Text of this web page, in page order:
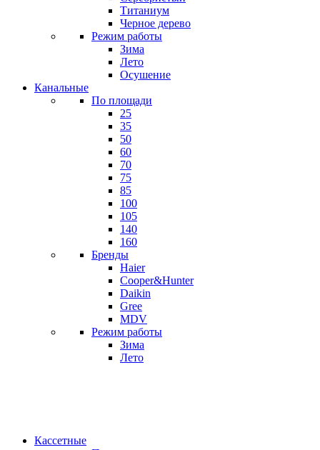
Титаниум
Черное дерево
Режим работы
Зима
Лето
Осушение
Канальные
По площади
25
35
50
60
70
75
85
100
105
140
160
Бренды
Haier
Cooper&Hunter
Daikin
Gree
MDV
Режим работы
Зима
Лето
Кассетные